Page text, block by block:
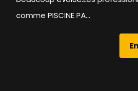
comme PISCINE PA...